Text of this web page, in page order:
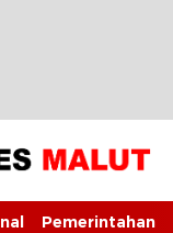
Utara Terbaru
Pemerintahan